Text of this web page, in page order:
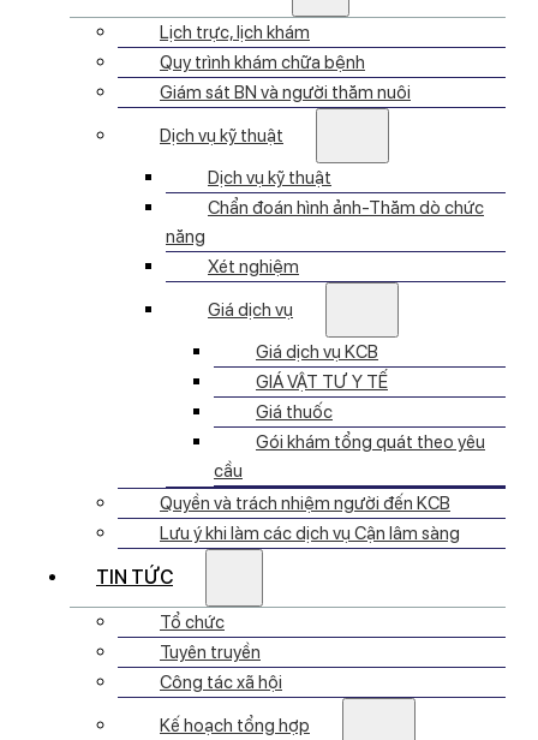
Lịch trực, lịch khám
Quy trình khám chữa bệnh
Giám sát BN và người thăm nuôi
Dịch vụ kỹ thuật
Dịch vụ kỹ thuật
Chẩn đoán hình ảnh-Thăm dò chức
năng
Xét nghiệm
Giá dịch vụ
Giá dịch vụ KCB
GIÁ VẬT TƯ Y TẾ
Giá thuốc
Gói khám tổng quát theo yêu
cầu
Quyền và trách nhiệm người đến KCB
Lưu ý khi làm các dịch vụ Cận lâm sàng
TIN TỨC
Tổ chức
Tuyên truyền
Công tác xã hội
Kế hoạch tổng hợp